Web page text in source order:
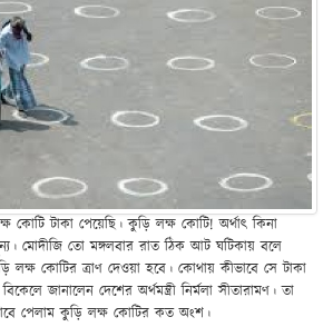
কোটি টাকা পেয়েছি। কুড়ি লক্ষ কোটি! অর্থাৎ কিনা
মোদীজি তো মঙ্গলবার রাত ঠিক আট ঘটিকায় বলে
লক্ষ কোটির ত্রাণ দেওয়া হবে। কোথায় কীভাবে সে টাকা
জানালেন দেশের অর্থমন্ত্রী নির্মলা সীতারামণ। তা
পেলাম কুড়ি লক্ষ কোটির কত অংশ।